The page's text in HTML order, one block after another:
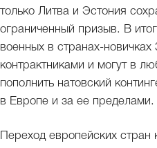
только Литва и Эстония
ограниченный призыв. В
военных в странах-
контрактниками и могут в
пополнить натовский
в Европе и за ее пределами.
Переход европейских стран